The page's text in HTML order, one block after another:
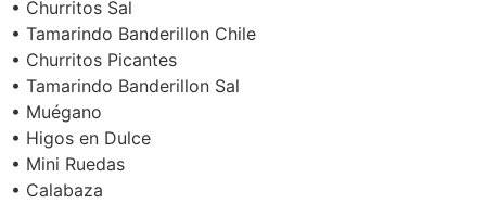
• Churritos Sal
• Tamarindo Banderillon Chile
• Churritos Picantes
• Tamarindo Banderillon Sal
• Muégano
• Higos en Dulce
• Mini Ruedas
• Calabaza